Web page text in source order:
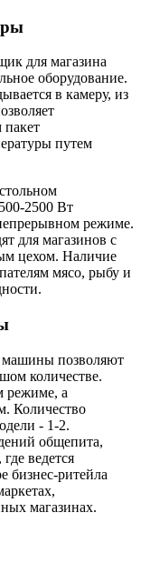
для магазина
оборудование.
в камеру, из
пакет
путем
2500 Вт
режиме.
для магазинов с
цехом. Наличие
мясо, рыбу и
машины позволяют
количестве.
режиме, а
Количество
- 1-2.
общепита,
ведется
бизнес-ритейла
магазинах.